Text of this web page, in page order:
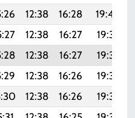
12:38 16:28 19:40
12:38 16:27 19:39
12:38 16:27 19:38
12:38 16:26 19:37
12:38 16:26 19:36